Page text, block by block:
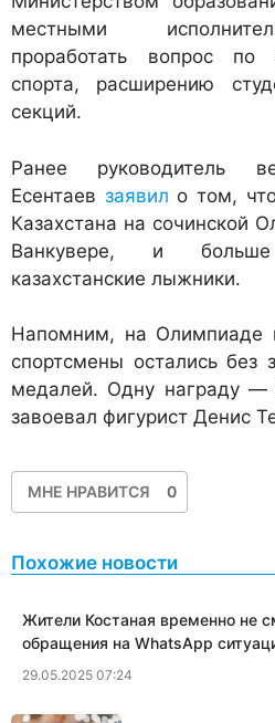
местными
проработать вопрос по
спорта, расширению
секций.
Ранее руководитель
Есентаев заявил о том,
Казахстана на сочинской
Ванкувере, и
казахстанские лыжники.
Напомним, на Олимпиаде
спортсмены остались без
медалей. Одну награду
завоевал фигурист Денис
МНЕ НРАВИТСЯ 0
Похожие новости
Жители Костаная временно не
обращения на WhatsApp
29.05.2025 07:24